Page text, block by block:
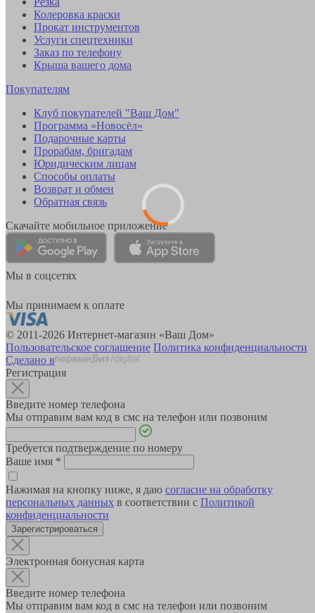
Колеровка краски
Прокат инструментов
Услуги спецтехники
Заказ по телефону
Крыша вашего дома
Покупателям
Клуб покупателей "Ваш Дом"
Программа «Новосёл»
Подарочные карты
Прорабам, бригадам
Юридическим лицам
Способы оплаты
Возврат и обмен
Обратная связь
Скачайте мобильное приложение
Мы в соцсетях
Мы принимаем к оплате
© 2011-2026 Интернет-магазин «Ваш Дом»
Пользовательское соглашение Политика конфиденциальности
Сделано в
Регистрация
Введите номер телефона
Мы отправим вам код в смс на телефон или позвоним
Требуется подтверждение по номеру
Ваше имя *
Нажимая на кнопку ниже, я даю согласие на обработку
персональных данных в соответствии с Политикой
конфиденциальности
Зарегистрироваться
Электронная бонусная карта
Введите номер телефона
Мы отправим вам код в смс на телефон или позвоним